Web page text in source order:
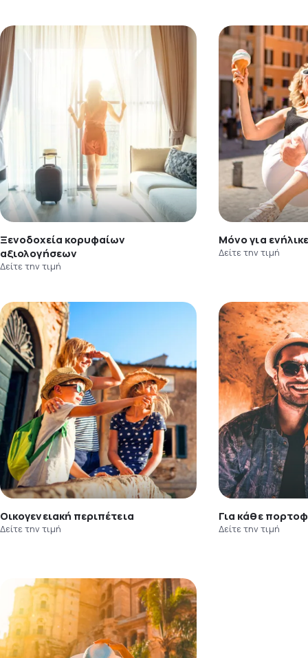
Ξενοδοχεία κορυφαίων
αξιολογήσεων
Δείτε την τιμή
Μόνο για
Δείτε την τιμή
Οικογενειακή περιπέτεια
Δείτε την τιμή
Για κάθε
Δείτε την τιμή